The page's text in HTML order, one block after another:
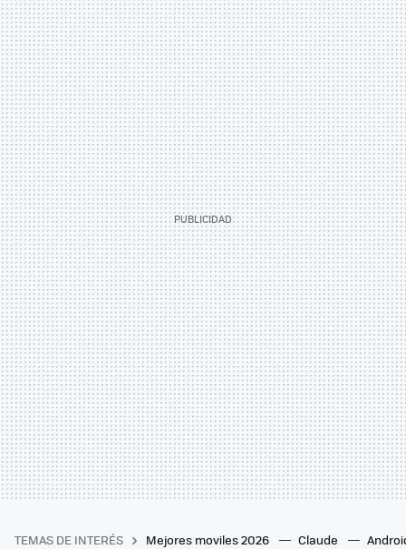
TEMAS DE INTERÉS Mejores moviles 2026 Claude